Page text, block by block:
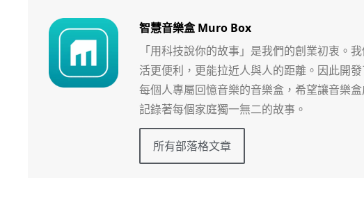
智慧音樂盒 Muro Box
「用科技說你的故事」是我們的創業初衷。
活更便利，更能拉近人與人的距離。因此開
每個人專屬回憶音樂的音樂盒，希望讓音樂
記錄著每個家庭獨一無二的故事。
所有部落格文章